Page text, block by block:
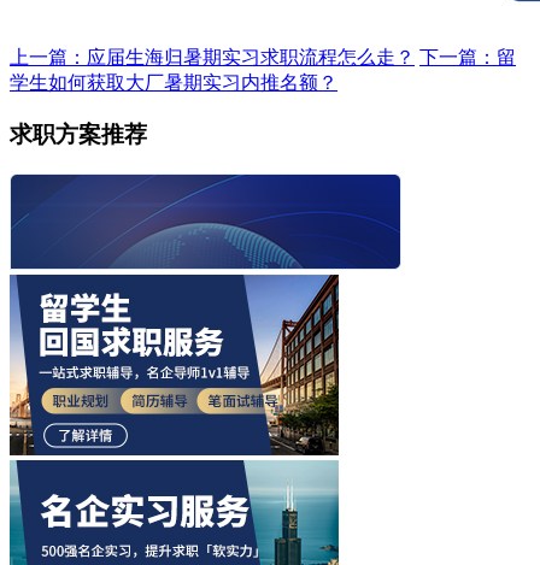
上一篇：应届生海归暑期实习求职流程怎么走？ 下一篇：留
学生如何获取大厂暑期实习内推名额？
求职方案推荐